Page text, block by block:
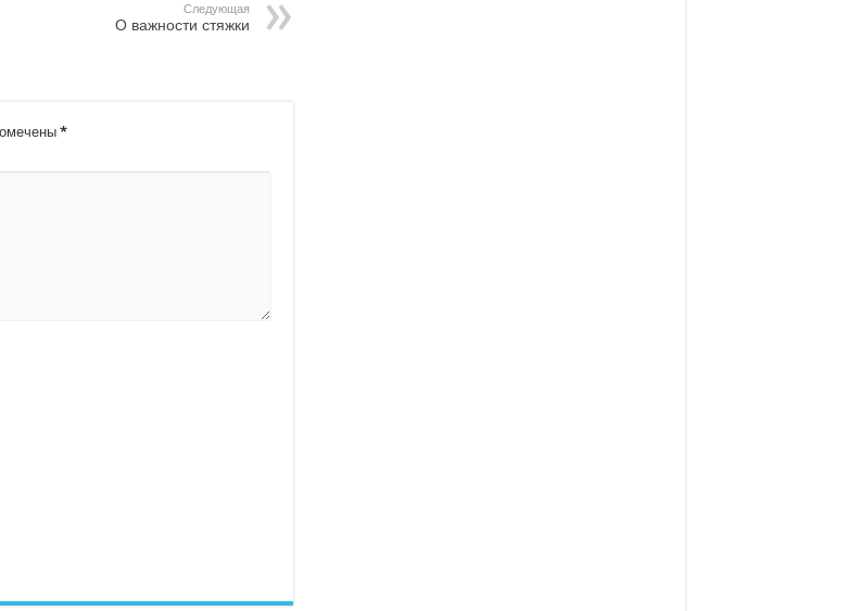
Следующая
О важности стяжки
*